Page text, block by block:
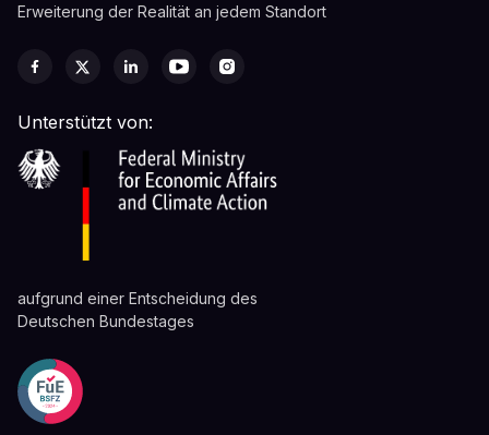
Erweiterung der Realität an jedem Standort
Unterstützt von:
aufgrund einer Entscheidung des
Deutschen Bundestages